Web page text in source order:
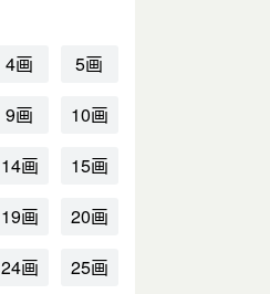
4画
5画
9画
10画
14画
15画
19画
20画
24画
25画